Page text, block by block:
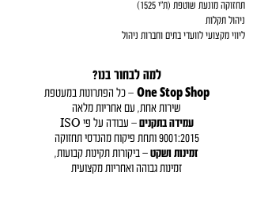
תחזוקה מונעת שוטפת (ת״י 1525)
ניהול תקלות
ליווי מקצועי לוועדי בתים וחברות ניהול
למה לבחור בנו?
One Stop Shop – כל הפתרונות במעטפת
שירות אחת, עם אחריות מלאה
עמידה בתקנים
– עבודה על פי ISO
9001:2015 ותחת פיקוח מהנדסי תחזוקה
זמינות ושקט– ביקורות תקינות קבועות,
זמינות גבוהה ואחריות מקצועית